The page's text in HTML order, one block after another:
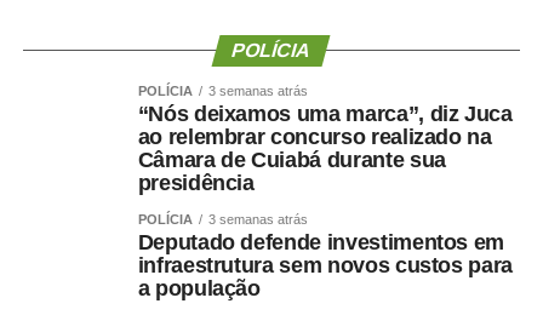
POLÍCIA
POLÍCIA 3 semanas atrás
“Nós deixamos uma marca”, diz Juca
ao relembrar concurso realizado na
Câmara de Cuiabá durante sua
presidência
POLÍCIA 3 semanas atrás
Deputado defende investimentos em
infraestrutura sem novos custos para
a população